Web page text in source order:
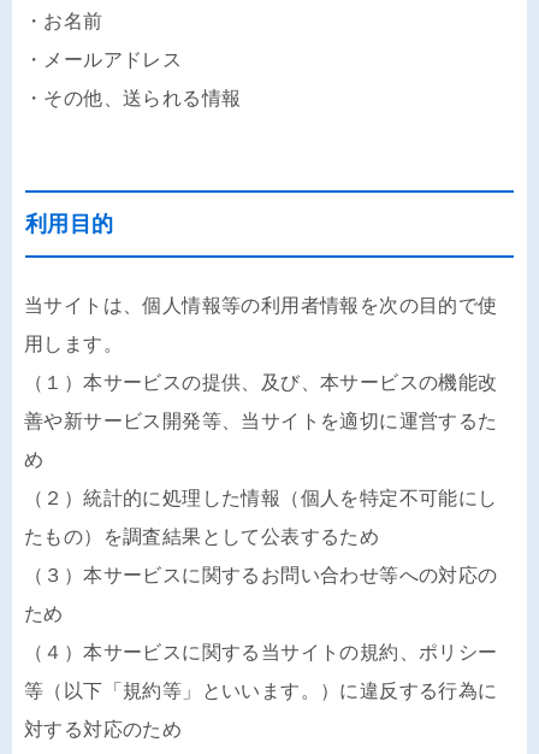
・お名前
・メールアドレス
・その他、送られる情報
利用目的
当サイトは、個人情報等の利用者情報を次の目的で使
用します。
（１）本サービスの提供、及び、本サービスの機能改
善や新サービス開発等、当サイトを適切に運営するた
め
（２）統計的に処理した情報（個人を特定不可能にし
たもの）を調査結果として公表するため
（３）本サービスに関するお問い合わせ等への対応の
ため
（４）本サービスに関する当サイトの規約、ポリシー
等（以下「規約等」といいます。）に違反する行為に
対する対応のため